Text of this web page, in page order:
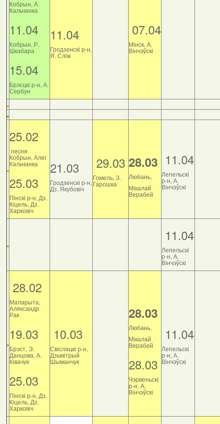
Кобрын, А.
Кальчанка
11.04
Кобрын, Р.
Шкабара
15.04
Брэсцкі р-н, А.
Сербун
11.04
Гродзенскі р-н,
Я. Сліж
07.04
Мінск, А.
Вінчэўскі
25.02
песня
Кобрын, Алег
Кальчанка
25.03
Пінскі р-н, Дз.
Кіцель, Дз.
Харковіч
21.03
Гродзенскі р-н,
Дз. Якубовіч
29.03
Гомель, З.
Гарошка
28.03
Любань,
Мікалай
Верабей
11.04
Лепельскі
р-н, А.
Вінчэўскі
11.04
Лепельскі
р-н, А.
Вінчэўскі
28.02
Маларыта,
Аляксандр
Рак
19.03
Брэст, Э.
Данцова, А.
Ківачук
25.03
Пінскі р-н, Дз.
Кіцель, Дз.
Харковіч
10.03
Свіслацкі р-н,
Дзьмітрый
Шыманчук
28.03
Любань,
Мікалай
Верабей
28.03
Чэрвеньскі
р-н, А.
Вінчэўскі
11.04
Лепельскі
р-н, А.
Вінчэўскі